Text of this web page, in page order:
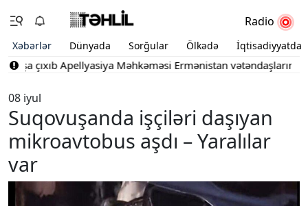
Radio
Xəbərlər Dünyada Sorğular Ölkədə İqtisadiyyatda
çıxıb Apellyasiya Məhkəməsi Ermənistan vətəndaşlarının
08 iyul
Suqovuşanda işçiləri daşıyan
mikroavtobus aşdı – Yaralılar
var